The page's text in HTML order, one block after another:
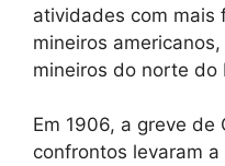
atividades com mais
mineiros
mineiros do norte do
Em 1906, a greve de
confrontos levaram